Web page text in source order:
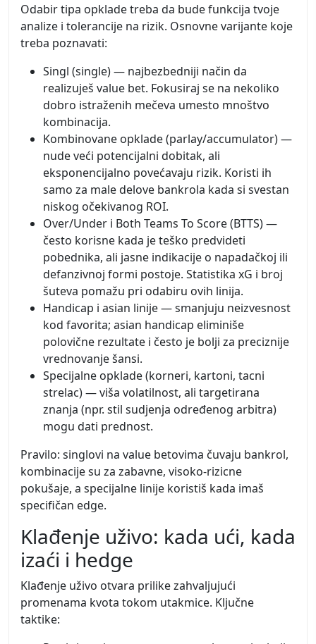
Odabir tipa opklade treba da bude funkcija tvoje
analize i tolerancije na rizik. Osnovne varijante koje
treba poznavati:
Singl (single) — najbezbedniji način da
realizuješ value bet. Fokusiraj se na nekoliko
dobro istraženih mečeva umesto mnoštvo
kombinacija.
Kombinovane opklade (parlay/accumulator) —
nude veći potencijalni dobitak, ali
eksponencijalno povećavaju rizik. Koristi ih
samo za male delove bankrola kada si svestan
niskog očekivanog ROI.
Over/Under i Both Teams To Score (BTTS) —
često korisne kada je teško predvideti
pobednika, ali jasne indikacije o napadačkoj ili
defanzivnoj formi postoje. Statistika xG i broj
šuteva pomažu pri odabiru ovih linija.
Handicap i asian linije — smanjuju neizvesnost
kod favorita; asian handicap eliminiše
polovične rezultate i često je bolji za preciznije
vrednovanje šansi.
Specijalne opklade (korneri, kartoni, tacni
strelac) — viša volatilnost, ali targetirana
znanja (npr. stil sudjenja određenog arbitra)
mogu dati prednost.
Pravilo: singlovi na value betovima čuvaju bankrol,
kombinacije su za zabavne, visoko-rizicne
pokušaje, a specijalne linije koristiš kada imaš
specifičan edge.
Klađenje uživo: kada ući, kada
izaći i hedge
Klađenje uživo otvara prilike zahvaljujući
promenama kvota tokom utakmice. Ključne
taktike: